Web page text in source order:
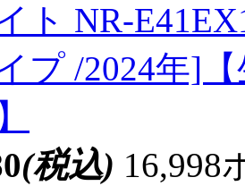
ト NR-
プ /2024年]
(税込) 16,998